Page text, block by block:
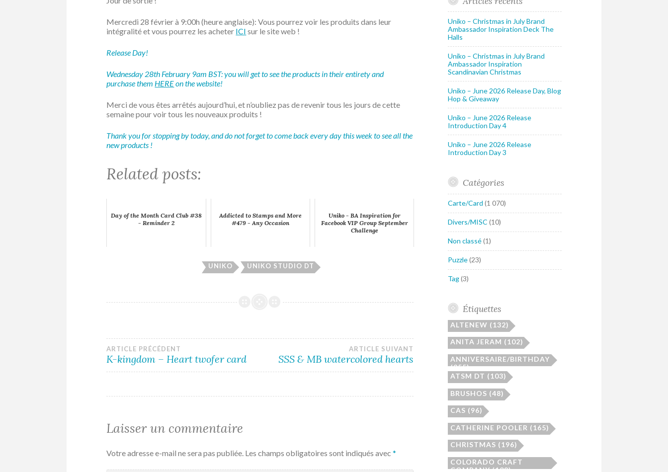
Mercredi 28 février à 9:00h (heure anglaise): Vous pourrez voir les produits dans leur
intégralité et vous pourrez les acheter ICI sur le site web !
Release Day!
Wednesday 28th February 9am BST: you will get to see the products in their entirety and
purchase them HEREon the website!
Merci de vous êtes arrêtés aujourd’hui, et n’oubliez pas de revenir tous les jours de cette
semaine pour voir tous les nouveaux produits !
Thank you for stopping by today, and do not forget to come back every day this week to see all the
new products !
Related posts:
Day of the Month Card Club #38
- Reminder 2
Addicted to Stamps and More
#479 - Any Occasion
Uniko - BA Inspiration for
Facebook VIP Group September
Challenge
UNIKO UNIKO STUDIO DT
Navigation
de
l’article
ARTICLE PRÉCÉDENT
K-kingdom – Heart twofer card
ARTICLE SUIVANT
SSS & MB watercolored hearts
Laisser un commentaire
Votre adresse e-mail ne sera pas publiée. Les champs obligatoires sont indiqués avec*
Uniko – Christmas in July Brand
Ambassador Inspiration Deck The
Halls
Uniko – Christmas in July Brand
Ambassador Inspiration
Scandinavian Christmas
Uniko – June 2026 Release Day, Blog
Hop & Giveaway
Uniko – June 2026 Release
Introduction Day 4
Uniko – June 2026 Release
Introduction Day 3
Catégories
Carte/Card (1 070)
Divers/MISC (10)
Non classé(1)
Puzzle(23)
Tag(3)
Étiquettes
ALTENEW (132)
ANITA JERAM (102)
ANNIVERSAIRE/BIRTHDAY
(255)
ATSM DT (103)
BRUSHOS (48)
CAS (96)
CATHERINE POOLER (165)
CHRISTMAS (196)
COLORADO CRAFT
COMPANY(108)